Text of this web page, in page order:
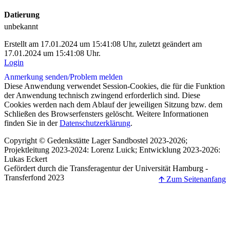
Datierung
unbekannt
Erstellt am 17.01.2024 um 15:41:08 Uhr, zuletzt geändert am
17.01.2024 um 15:41:08 Uhr.
Login
Anmerkung senden/Problem melden
Diese Anwendung verwendet Session-Cookies, die für die Funktion
der Anwendung technisch zwingend erforderlich sind. Diese
Cookies werden nach dem Ablauf der jeweiligen Sitzung bzw. dem
Schließen des Browserfensters gelöscht. Weitere Informationen
finden Sie in derDatenschutzerklärung.
Copyright © Gedenkstätte Lager Sandbostel 2023-2026;
Projektleitung 2023-2024: Lorenz Luick; Entwicklung 2023-2026:
Lukas Eckert
Gefördert durch die Transferagentur der Universität Hamburg -
Transferfond 2023
🡩 Zum Seitenanfang